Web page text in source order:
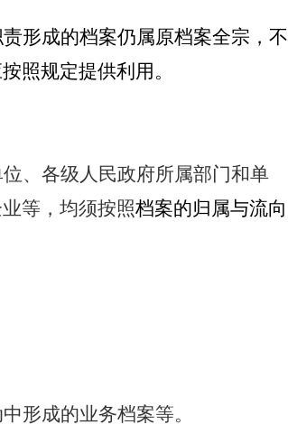
形成的档案仍属原档案全宗，不
照规定提供利用。
、各级人民政府所属部门和单
等，均须按照档案的归属与流向
形成的业务档案等。